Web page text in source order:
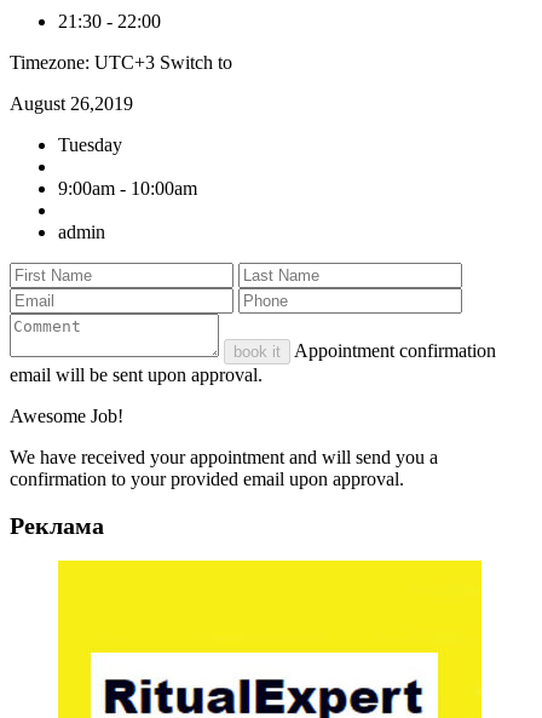
21:30 - 22:00
Timezone: UTC+3 Switch to
August 26,2019
Tuesday
9:00am - 10:00am
admin
book it
Appointment confirmation
email will be sent upon approval.
Awesome Job!
We have received your appointment and will send you a
confirmation to your provided email upon approval.
Реклама